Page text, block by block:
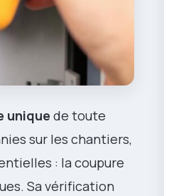
unique de toute
sur les chantiers,
: la coupure
Sa vérification